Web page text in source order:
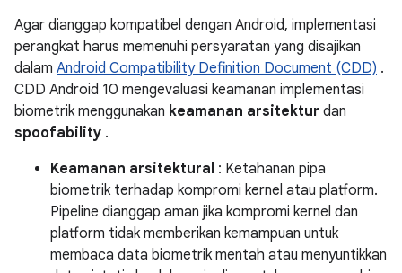
Agar dianggap kompatibel dengan Android, implementasi
perangkat harus memenuhi persyaratan yang disajikan
dalam Android Compatibility Definition Document (CDD) .
CDD Android 10 mengevaluasi keamanan implementasi
biometrik menggunakan keamanan arsitektur dan
spoofability .
Keamanan arsitektural : Ketahanan pipa
biometrik terhadap kompromi kernel atau platform.
Pipeline dianggap aman jika kompromi kernel dan
platform tidak memberikan kemampuan untuk
membaca data biometrik mentah atau menyuntikkan